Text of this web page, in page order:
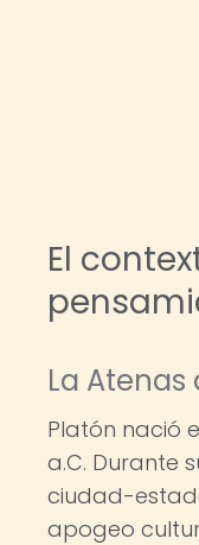
El
La Atenas
Platón nació
a.C. Durante
ciudad-
apogeo